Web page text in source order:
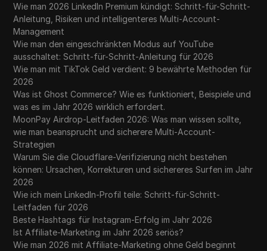
Wie man 2026 LinkedIn Premium kündigt: Schritt-für-Schritt-
Anleitung, Risiken und intelligenteres Multi-Account-
Management
Wie man den eingeschränkten Modus auf YouTube
ausschaltet: Schritt-für-Schritt-Anleitung für 2026
Wie man mit TikTok Geld verdient: 9 bewährte Methoden für
2026
Was ist Ghost Commerce? Wie es funktioniert, Beispiele und
was es im Jahr 2026 wirklich erfordert.
MoonPay Airdrop-Leitfaden 2026: Was man wissen sollte,
wie man beansprucht und sicherere Multi-Account-
Strategien
Warum Sie die Cloudflare-Verifizierung nicht bestehen
können: Ursachen, Korrekturen und sichereres Surfen im Jahr
2026
Wie ich mein LinkedIn-Profil teile: Schritt-für-Schritt-
Leitfaden für 2026
Beste Hashtags für Instagram-Erfolg im Jahr 2026
Ist Affiliate-Marketing im Jahr 2026 seriös?
Wie man 2026 mit Affiliate-Marketing ohne Geld beginnt